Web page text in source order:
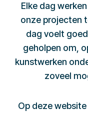
Elke dag
onze projecten
dag voelt
geholpen om,
kunstwerken
zoveel
Op deze